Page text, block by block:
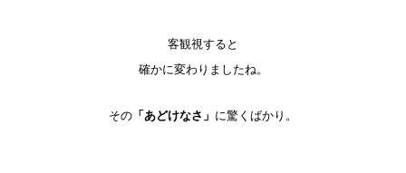
客観視すると
確かに変わりましたね。
その 「あどけなさ」 に驚くばかり。